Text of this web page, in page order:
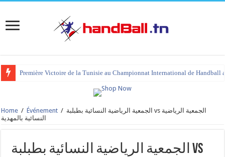
Première Victoire de la Tunisie au Championnat International de Handball
Home / Événement / الجمعية الرياضية النسائية بطبلبة vs الجمعية الرياضية
النسائية بالمهدية
الجمعية الرياضية النسائية بطبلبة vs